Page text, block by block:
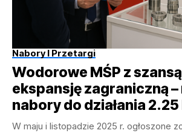
Nabory I Przetargi
Wodorowe MŚP z
ekspansję zagraniczną –
nabory do działania 2.25
W maju i listopadzie 2025 r. ogłoszone